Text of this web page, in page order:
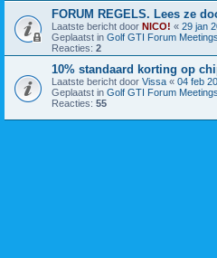
FORUM REGELS. Lees ze
Laatste bericht door NICO! « 29 jan
Geplaatst in Golf GTI Forum Meetings
Reacties: 2
10% standaard korting op
Laatste bericht door Vissa « 04 feb
Geplaatst in Golf GTI Forum Meetings
Reacties: 55